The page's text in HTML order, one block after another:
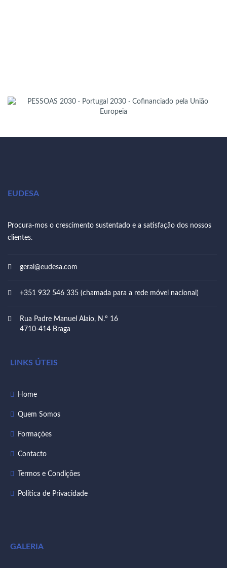
EUDESA
Procura-mos o crescimento sustentado e a satisfação dos nossos
clientes.
geral@eudesa.com
+351 932 546 335 (chamada para a rede móvel nacional)
Rua Padre Manuel Alaio, N.º 16
4710-414 Braga
LINKS ÚTEIS
Home
Quem Somos
Formações
Contacto
Termos e Condições
Política de Privacidade
GALERIA